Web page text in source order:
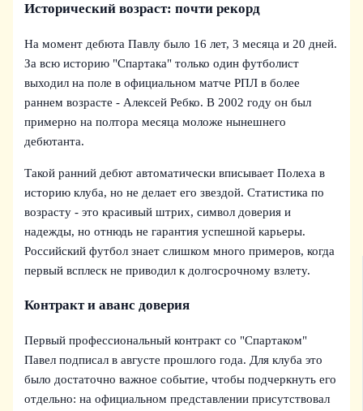
Исторический возраст: почти рекорд
На момент дебюта Павлу было 16 лет, 3 месяца и 20 дней.
За всю историю "Спартака" только один футболист
выходил на поле в официальном матче РПЛ в более
раннем возрасте - Алексей Ребко. В 2002 году он был
примерно на полтора месяца моложе нынешнего
дебютанта.
Такой ранний дебют автоматически вписывает Полеха в
историю клуба, но не делает его звездой. Статистика по
возрасту - это красивый штрих, символ доверия и
надежды, но отнюдь не гарантия успешной карьеры.
Российский футбол знает слишком много примеров, когда
первый всплеск не приводил к долгосрочному взлету.
Контракт и аванс доверия
Первый профессиональный контракт со "Спартаком"
Павел подписал в августе прошлого года. Для клуба это
было достаточно важное событие, чтобы подчеркнуть его
отдельно: на официальном представлении присутствовал